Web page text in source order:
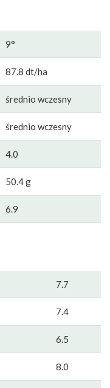
9°
87.8 dt/ha
średnio wczesny
średnio wczesny
4.0
50.4 g
6.9
7.7
7.4
6.5
8.0